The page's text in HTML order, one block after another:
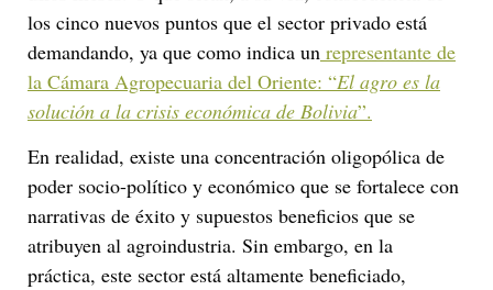
los cinco nuevos puntos que el sector privado está
demandando, ya que como indica un representante de
la Cámara Agropecuaria del Oriente: “El agro es la
solución a la crisis económica de Bolivia”.
En realidad, existe una concentración oligopólica de
poder socio-político y económico que se fortalece con
narrativas de éxito y supuestos beneficios que se
atribuyen al agroindustria. Sin embargo, en la
práctica, este sector está altamente beneficiado,